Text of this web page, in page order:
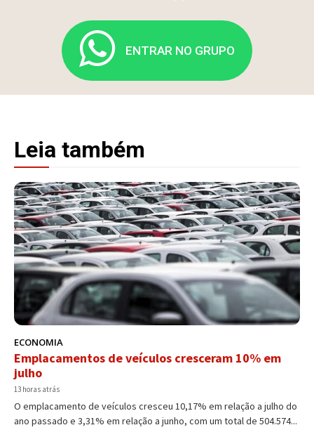
ENTRAR NO GRUPO
Leia também
ECONOMIA
Emplacamentos de veículos cresceram 10% em
julho
13 horas atrás
O emplacamento de veículos cresceu 10,17% em relação a julho do
ano passado e 3,31% em relação a junho, com um total de 504.574...